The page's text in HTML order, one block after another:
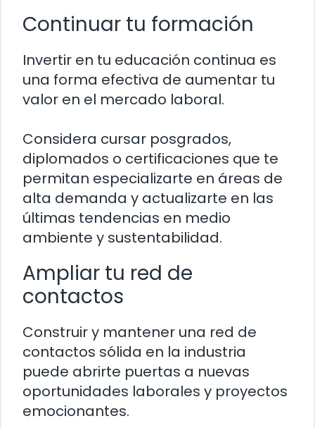
Continuar tu formación
Invertir en tu educación continua es
una forma efectiva de aumentar tu
valor en el mercado laboral.
Considera cursar posgrados,
diplomados o certificaciones que te
permitan especializarte en áreas de
alta demanda y actualizarte en las
últimas tendencias en medio
ambiente y sustentabilidad.
Ampliar tu red de
contactos
Construir y mantener una red de
contactos sólida en la industria
puede abrirte puertas a nuevas
oportunidades laborales y proyectos
emocionantes.